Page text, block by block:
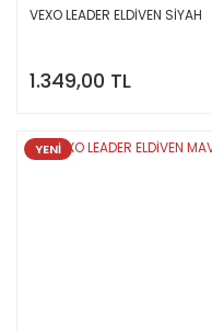
VEXO LEADER ELDİVEN SİYAH
1.349,00 TL
YENİ